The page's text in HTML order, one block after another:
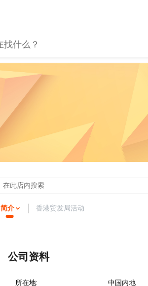
简介 香港贸发局活动
公司资料
所在地: 中国内地